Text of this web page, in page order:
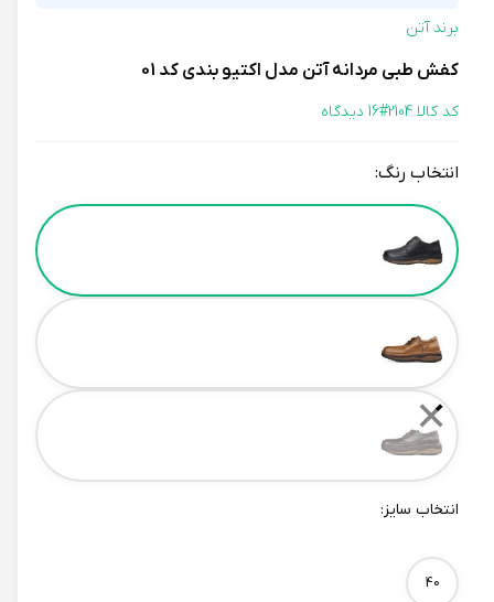
برند آتن
کفش طبی مردانه آتن مدل اکتیو بندی کد 01
کد کالا 2104# 16 دیدگاه
انتخاب رنگ:
Color
✕
انتخاب سایز:
Size